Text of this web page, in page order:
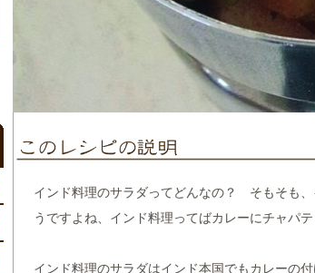
インド料理のサラダってどんなの？ そもそも
うですよね、インド料理ってばカレーにチャパ
インド料理のサラダはインド本国でもカレーの